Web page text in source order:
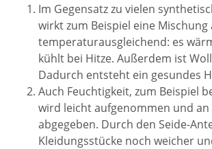
Im Gegensatz zu vielen
wirkt zum Beispiel eine Mischung
temperaturausgleichend: es
kühlt bei Hitze. Außerdem ist
Dadurch entsteht ein gesundes
Auch Feuchtigkeit, zum Beispiel
wird leicht aufgenommen und an
abgegeben. Durch den Seide-
Kleidungsstücke noch weicher